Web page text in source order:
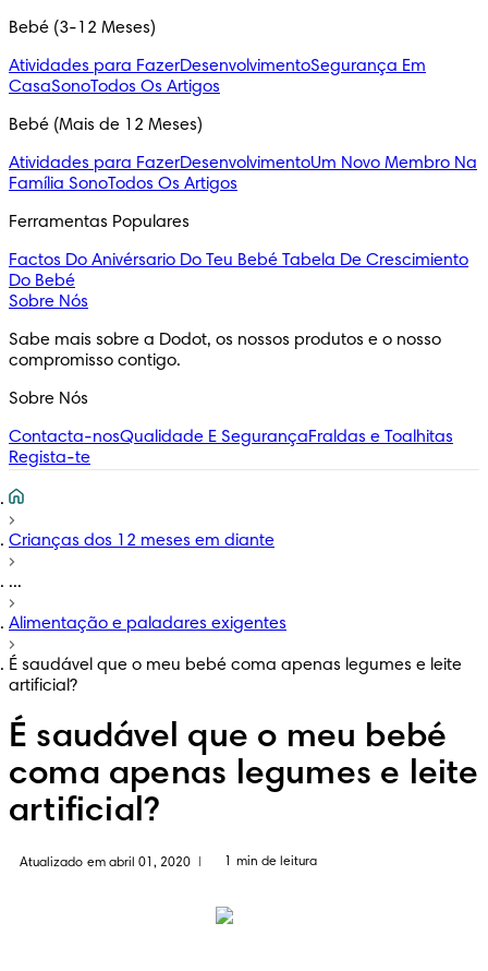
Bebé (3-12 Meses)
Atividades para FazerDesenvolvimentoSegurança Em
CasaSonoTodos Os Artigos
Bebé (Mais de 12 Meses)
Atividades para FazerDesenvolvimentoUm Novo Membro Na
Família SonoTodos Os Artigos
Ferramentas Populares
Factos Do Anivérsario Do Teu Bebé Tabela De Crescimiento
Do Bebé
Sobre Nós
Sabe mais sobre a Dodot, os nossos produtos e o nosso
compromisso contigo.
Sobre Nós
Contacta-nosQualidade E SegurançaFraldas e Toalhitas
Regista-te
Crianças dos 12 meses em diante
...
Alimentação e paladares exigentes
É saudável que o meu bebé coma apenas legumes e leite
artificial?
É saudável que o meu bebé
coma apenas legumes e leite
artificial?
Atualizado em abril 01, 2020 1 min de leitura